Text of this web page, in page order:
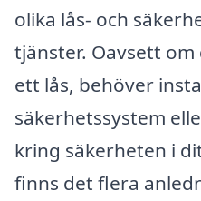
olika lås- och
tjänster. Oavsett
ett lås, behöver
säkerhetssystem
kring säkerheten i
finns det flera